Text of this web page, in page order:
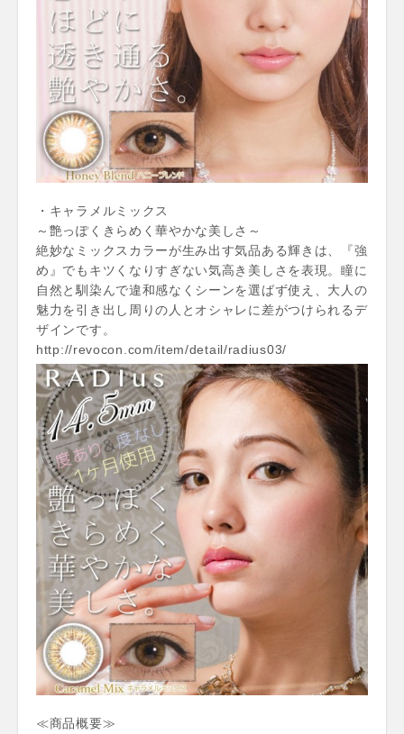
・キャラメルミックス
～艶っぽくきらめく華やかな美しさ～
絶妙なミックスカラーが生み出す気品ある輝きは、『強
め』でもキツくなりすぎない気高き美しさを表現。瞳に
自然と馴染んで違和感なくシーンを選ばず使え、大人の
魅力を引き出し周りの人とオシャレに差がつけられるデ
ザインです。
http://revocon.com/item/detail/radius03/
≪商品概要≫